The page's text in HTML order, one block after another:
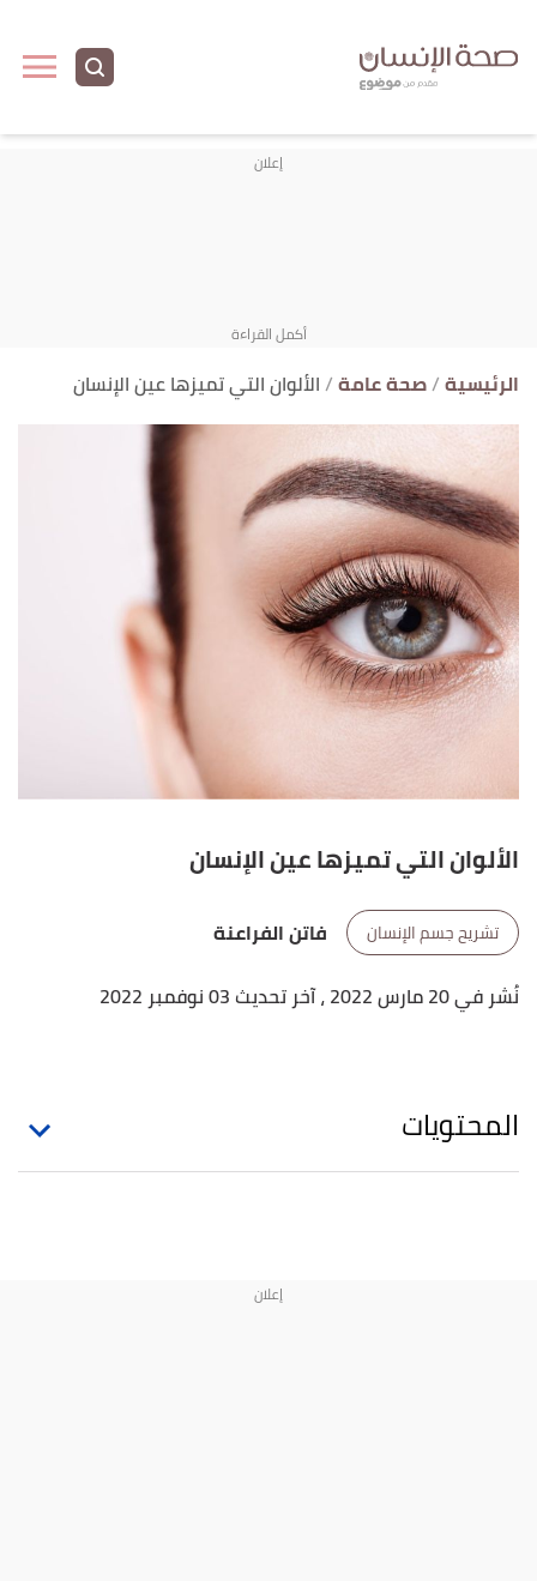
الرئيسية صحة عامة الألوان التي تميزها عين الإنسان
الألوان التي تميزها عين الإنسان
تشريح جسم الإنسان
فاتن الفراعنة
نُشر في 20 مارس 2022
، آخر تحديث 03 نوفمبر 2022
المحتويات